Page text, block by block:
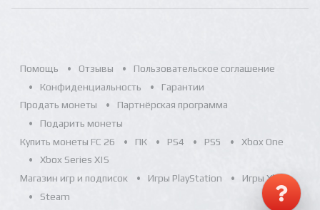
Помощь Отзывы
Пользовательское соглашение
Конфиденциальность
Гарантии
Продать монеты
Партнёрская программа
Подарить монеты
Купить монеты FC 26
ПК PS4 PS5
Xbox One
Xbox Series X|S
Магазин игр и подписок
Игры PlayStation
Игры Xbox
Steam